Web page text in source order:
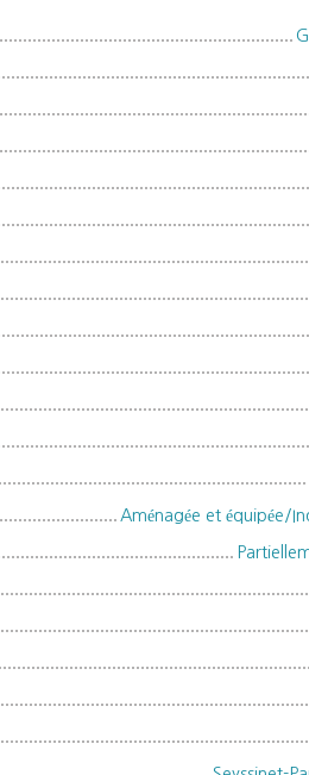
Aménagée et équipée/